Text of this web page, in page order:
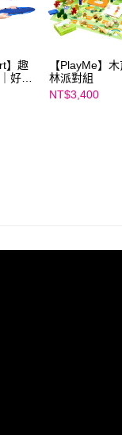
「AFTEE先享
任。
４．使用「
即時審查核予
結果請求用戶
５．嚴禁一人註
形，恩沛科技股
】趣
好童
【PlayMe】
林派對組
NT$3,400